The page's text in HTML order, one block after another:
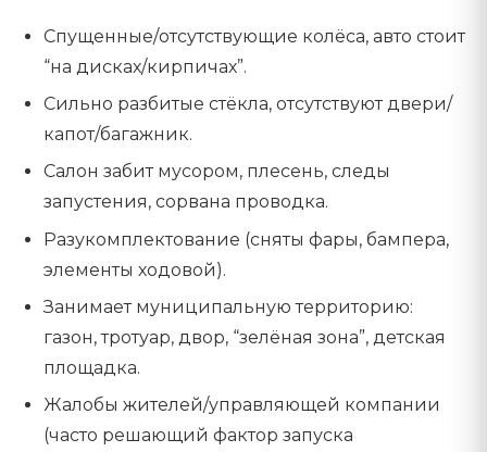
Спущенные/отсутствующие колёса, авто стоит
“на дисках/кирпичах”.
Сильно разбитые стёкла, отсутствуют двери/
капот/багажник.
Салон забит мусором, плесень, следы
запустения, сорвана проводка.
Разукомплектование (сняты фары, бампера,
элементы ходовой).
Занимает муниципальную территорию:
газон, тротуар, двор, “зелёная зона”, детская
площадка.
Жалобы жителей/управляющей компании
(часто решающий фактор запуска